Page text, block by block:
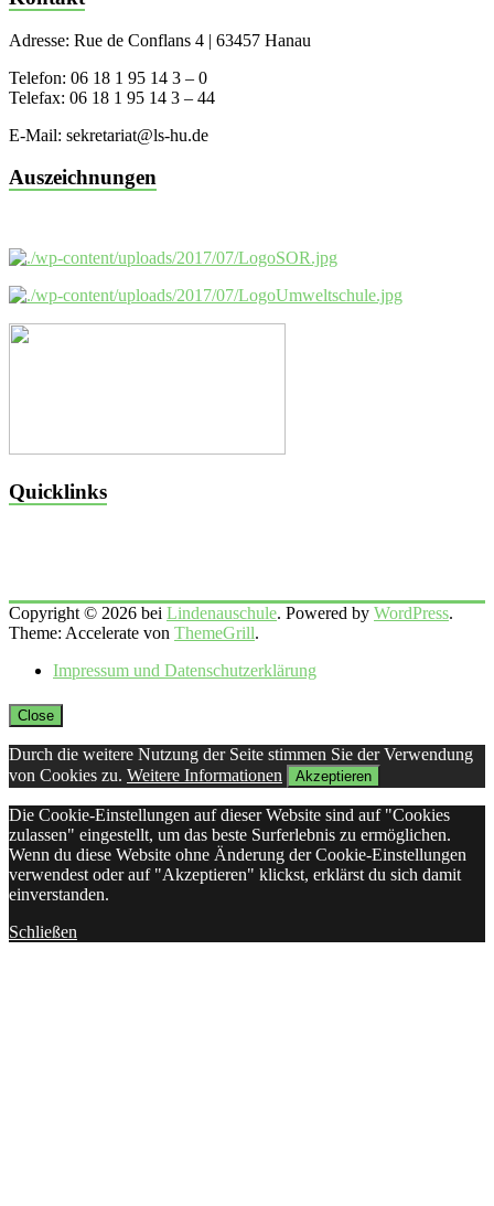
Adresse: Rue de Conflans 4 | 63457 Hanau
Telefon: 06 18 1 95 14 3 – 0
Telefax: 06 18 1 95 14 3 – 44
E-Mail: sekretariat@ls-hu.de
Auszeichnungen
Quicklinks
Copyright © 2026 bei Lindenauschule. Powered by WordPress.
Theme: Accelerate von ThemeGrill.
Impressum und Datenschutzerklärung
Close
Durch die weitere Nutzung der Seite stimmen Sie der Verwendung
von Cookies zu. Weitere Informationen Akzeptieren
Die Cookie-Einstellungen auf dieser Website sind auf "Cookies
zulassen" eingestellt, um das beste Surferlebnis zu ermöglichen.
Wenn du diese Website ohne Änderung der Cookie-Einstellungen
verwendest oder auf "Akzeptieren" klickst, erklärst du sich damit
einverstanden.
Schließen